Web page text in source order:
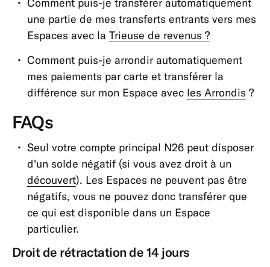
une partie de mes transferts entrants vers mes
Espaces avec la Trieuse de revenus ?
Comment puis-je arrondir automatiquement
mes paiements par carte et transférer la
différence sur mon Espace avec les Arrondis ?
FAQs
Seul votre compte principal N26 peut disposer
d'un solde négatif (si vous avez droit à un
découvert). Les Espaces ne peuvent pas être
négatifs, vous ne pouvez donc transférer que
ce qui est disponible dans un Espace
particulier.
Droit de rétractation de 14 jours